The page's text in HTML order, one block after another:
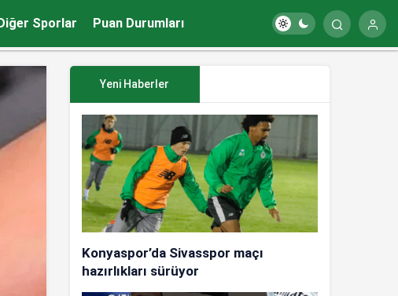
Sporlar Puan Durumları
Yeni Haberler
Konyaspor’da Sivasspor maçı
hazırlıkları sürüyor